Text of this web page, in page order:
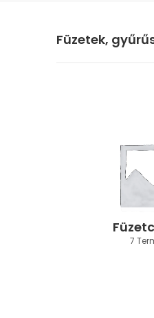
Füzetek,
7